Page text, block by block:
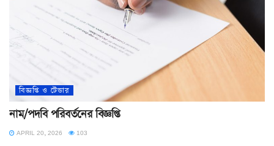
বিজ্ঞপ্তি ও টেন্ডার
নাম/পদবি পরিবর্তনের বিজ্ঞপ্তি
APRIL 20, 2026 103